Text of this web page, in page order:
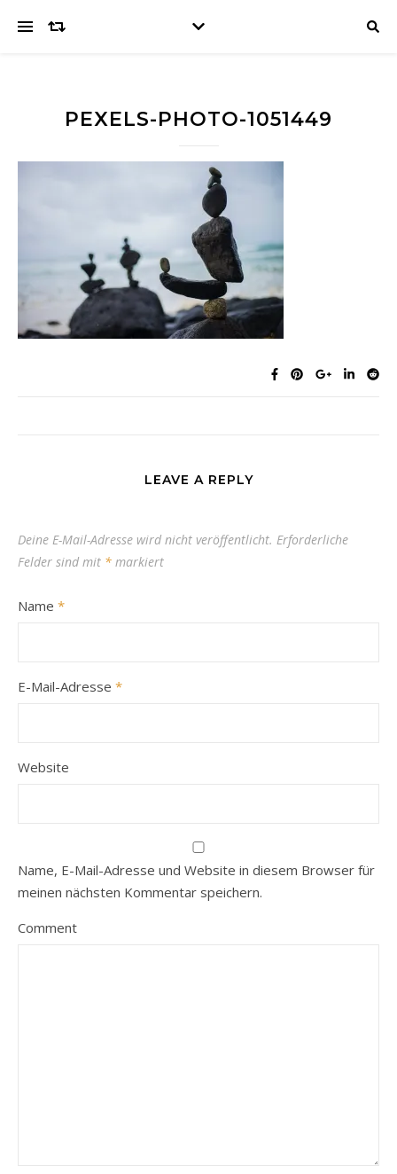
PEXELS-PHOTO-1051449
LEAVE A REPLY
Deine E-Mail-Adresse wird nicht veröffentlicht. Erforderliche
Felder sind mit * markiert
Name *
E-Mail-Adresse *
Website
Name, E-Mail-Adresse und Website in diesem Browser für
meinen nächsten Kommentar speichern.
Comment